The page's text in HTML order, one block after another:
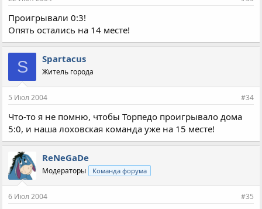
Проигрывали 0:3!
Опять остались на 14 месте!
S Spartacus
Житель города
5 Июл 2004 #34
Что-то я не помню, чтобы Торпедо проигрывало дома
5:0, и наша лоховская команда уже на 15 месте!
ReNeGaDe
Модераторы Команда форума
6 Июл 2004 #35